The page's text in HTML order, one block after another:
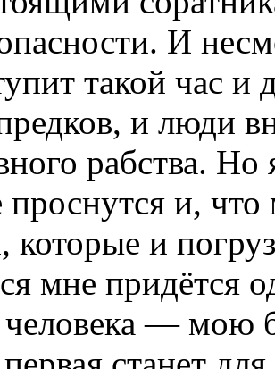
И
такой час и
и люди
рабства. Но
и,
которые и
мне придётся
человека — мою